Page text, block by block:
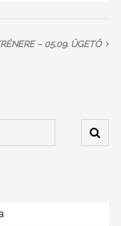
– 05.09. ÜGETŐ